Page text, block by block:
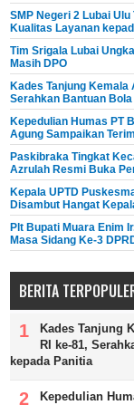
SMP Negeri 2 Lubai
Kualitas Layanan
Tim Srigala Lubai
Masih DPO
Kades Tanjung
Serahkan Bantuan
Kepedulian Humas PT
Agung Sampaikan
Paskibraka Tingkat
Azrulah Resmi Buka
Kepala UPTD
Disambut Hangat
Plt Bupati Muara Enim
Masa Sidang Ke-3
BERITA
Kades Tanjung
RI ke-81,
kepada Panitia
Kepedulian